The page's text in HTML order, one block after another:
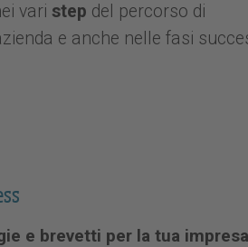
vari step del percorso di
e anche nelle fasi
e brevetti per la tua impresa